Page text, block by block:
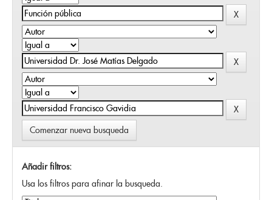
Comenzar nueva busqueda
Añadir filtros:
Usa los filtros para afinar la busqueda.